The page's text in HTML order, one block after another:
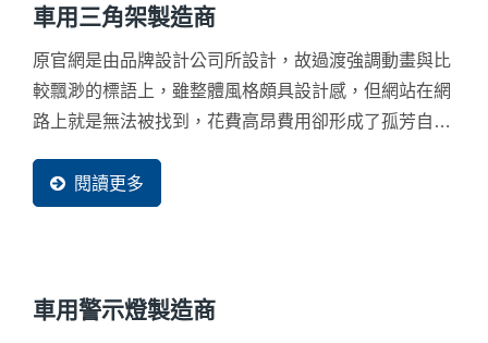
車用三角架製造商
原官網是由品牌設計公司所設計，故過渡強調動畫與比
較飄渺的標語上，雖整體風格頗具設計感，但網站在網
路上就是無法被找到，花費高昂費用卻形成了孤芳自賞
閱讀更多
車用警示燈製造商